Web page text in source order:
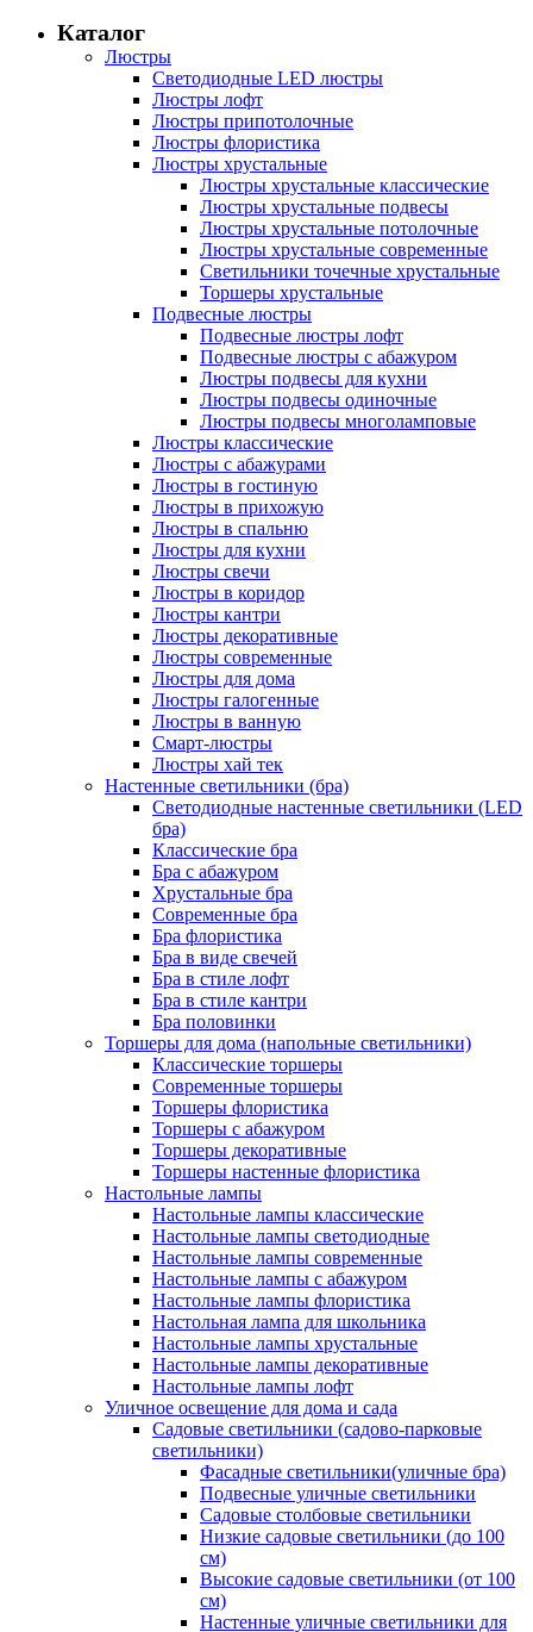
Каталог
Люстры
Светодиодные LED люстры
Люстры лофт
Люстры припотолочные
Люстры флористика
Люстры хрустальные
Люстры хрустальные классические
Люстры хрустальные подвесы
Люстры хрустальные потолочные
Люстры хрустальные современные
Светильники точечные хрустальные
Торшеры хрустальные
Подвесные люстры
Подвесные люстры лофт
Подвесные люстры с абажуром
Люстры подвесы для кухни
Люстры подвесы одиночные
Люстры подвесы многоламповые
Люстры классические
Люстры с абажурами
Люстры в гостиную
Люстры в прихожую
Люстры в спальню
Люстры для кухни
Люстры свечи
Люстры в коридор
Люстры кантри
Люстры декоративные
Люстры современные
Люстры для дома
Люстры галогенные
Люстры в ванную
Смарт-люстры
Люстры хай тек
Настенные светильники (бра)
Светодиодные настенные светильники (LED
бра)
Классические бра
Бра с абажуром
Хрустальные бра
Современные бра
Бра флористика
Бра в виде свечей
Бра в стиле лофт
Бра в стиле кантри
Бра половинки
Торшеры для дома (напольные светильники)
Классические торшеры
Современные торшеры
Торшеры флористика
Торшеры с абажуром
Торшеры декоративные
Торшеры настенные флористика
Настольные лампы
Настольные лампы классические
Настольные лампы светодиодные
Настольные лампы современные
Настольные лампы с абажуром
Настольные лампы флористика
Настольная лампа для школьника
Настольные лампы хрустальные
Настольные лампы декоративные
Настольные лампы лофт
Уличное освещение для дома и сада
Садовые светильники (садово-парковые
светильники)
Фасадные светильники(уличные бра)
Подвесные уличные светильники
Садовые столбовые светильники
Низкие садовые светильники (до 100
см)
Высокие садовые светильники (от 100
см)
Настенные уличные светильники для